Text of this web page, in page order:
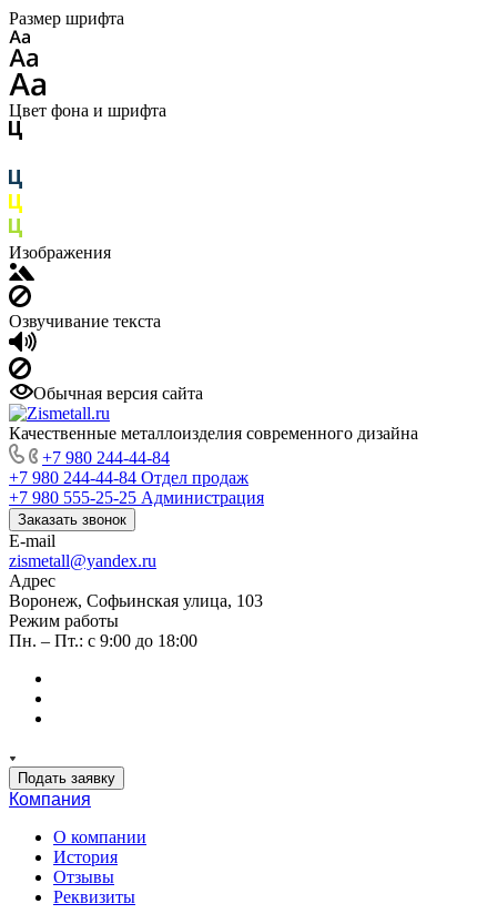
Размер шрифта
Цвет фона и шрифта
Изображения
Озвучивание текста
Обычная версия сайта
Качественные металлоизделия современного дизайна
+7 980 244-44-84
+7 980 244-44-84 Отдел продаж
+7 980 555-25-25 Администрация
Заказать звонок
E-mail
zismetall@yandex.ru
Адрес
Воронеж, Софьинская улица, 103
Режим работы
Пн. – Пт.: с 9:00 до 18:00
Подать заявку
Компания
О компании
История
Отзывы
Реквизиты